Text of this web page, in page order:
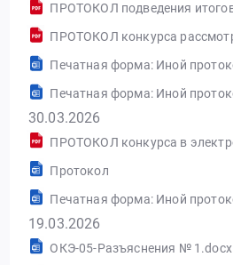
30.03.2026
Протокол
19.03.2026
ОКЭ-05-Разъяснения № 1.docx